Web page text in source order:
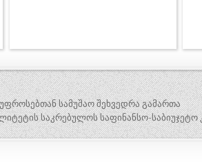
სამუშაო შეხვედრა გამართა
საკრებულოს საფინანსო-საბიუჯეტო